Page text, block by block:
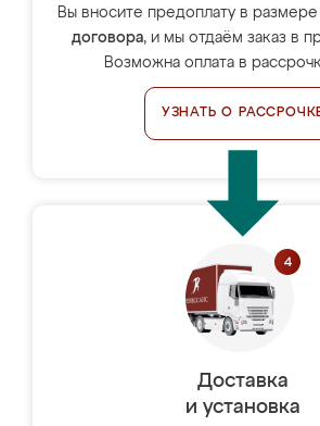
Вы вносите предоплату в размере
договора, и мы отдаём заказ в
Возможна оплата в
УЗНАТЬ О
Доставка
и установка